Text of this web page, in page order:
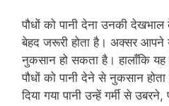
पौधों को पानी देना उनकी
बेहद जरूरी होता है। अक्सर आपने
नुकसान हो सकता है। हालाँकि
पौधों को पानी देने से नुकसान
दिया गया पानी उन्हें गर्मी से